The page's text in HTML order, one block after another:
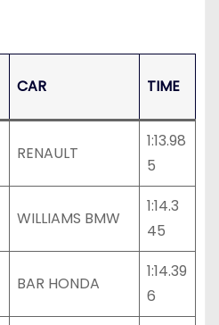
CAR TIME
RENAULT
1:13.98
5
WILLIAMS BMW
1:14.3
45
BAR HONDA
1:14.39
6